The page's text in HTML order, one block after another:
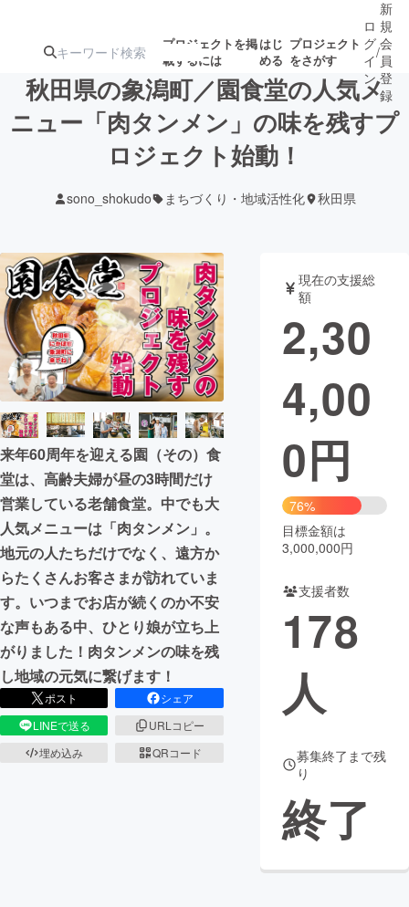
プロジェクトを掲
載するには
はじ
める
プロジェクト
をさがす
注目のリ 注目の新着プロ募集終了が近いプ
テクノロジー・ガジェット
映像・映画 書籍・雑誌
ビジネス・起業 チャレンジ
まちづくり・地域活性化
CAMPFIRE for Social Good
CAMPFIRE Creation
CAMPFIREふるさと納税
コミュニティ
ロ
グ
イ
ン
/
新
規
会
員
登
録
秋田県の象潟町／園食堂の人気メ
ニュー「肉タンメン」の味を残すプ
ロジェクト始動！
sono_shokudo まちづくり・地域活性化 秋田県
来年60周年を迎える園（その）食
堂は、高齢夫婦が昼の3時間だけ
営業している老舗食堂。中でも大
人気メニューは「肉タンメン」。
地元の人たちだけでなく、遠方か
らたくさんお客さまが訪れていま
す。いつまでお店が続くのか不安
な声もある中、ひとり娘が立ち上
がりました！肉タンメンの味を残
し地域の元気に繋げます！
ポスト
シェア
LINEで送る
URLコピー
埋め込み
QRコード
現在の支援総
額
2,30
4,00
0円
76%
目標金額は
3,000,000円
支援者数
178
人
募集終了まで残
り
終了